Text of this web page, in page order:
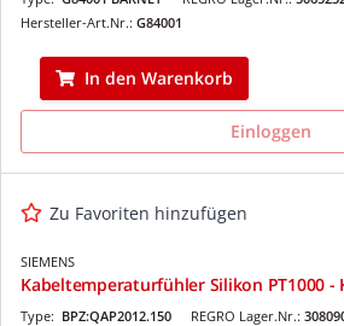
Hersteller-Art.Nr.: G84001
In den Warenkorb
Einloggen
Zu Favoriten hinzufügen
SIEMENS
Kabeltemperaturfühler Silikon PT1000 -
REGRO Lager.Nr.:
Type: BPZ:QAP2012.150